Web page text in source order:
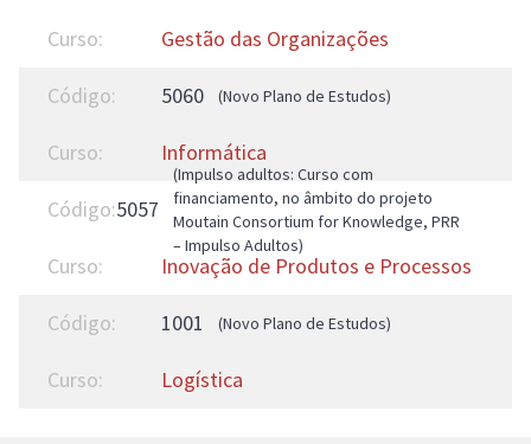
Gestão das Organizações
5060 (Novo Plano de Estudos)
Informática
5057
(Impulso adultos: Curso com
financiamento, no âmbito do projeto
Moutain Consortium for Knowledge, PRR
– Impulso Adultos)
Inovação de Produtos e Processos
1001 (Novo Plano de Estudos)
Logística